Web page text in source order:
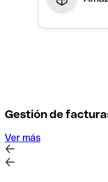
Gestión de
Ver más